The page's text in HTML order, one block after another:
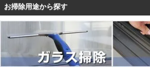
雨で窓ガラスが汚れていませんか？
エトレ社のスクイジーなら空拭き無
がキレイになります。
GreenJapanではスクイジーを始めと
品を数多く取り揃えております。
お掃除用途から探す